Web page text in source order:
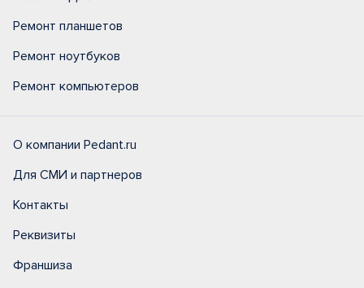
Ремонт планшетов
Ремонт ноутбуков
Ремонт компьютеров
О компании Pedant.ru
Для СМИ и партнеров
Контакты
Реквизиты
Франшиза